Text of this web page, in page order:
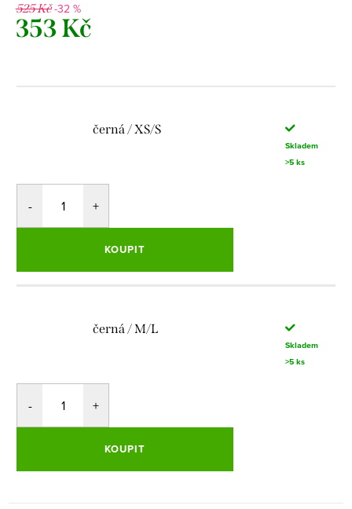
525 Kč-32 %
353 Kč
černá / XS/S
Skladem
>5 ks
KOUPIT
černá / M/L
Skladem
>5 ks
KOUPIT